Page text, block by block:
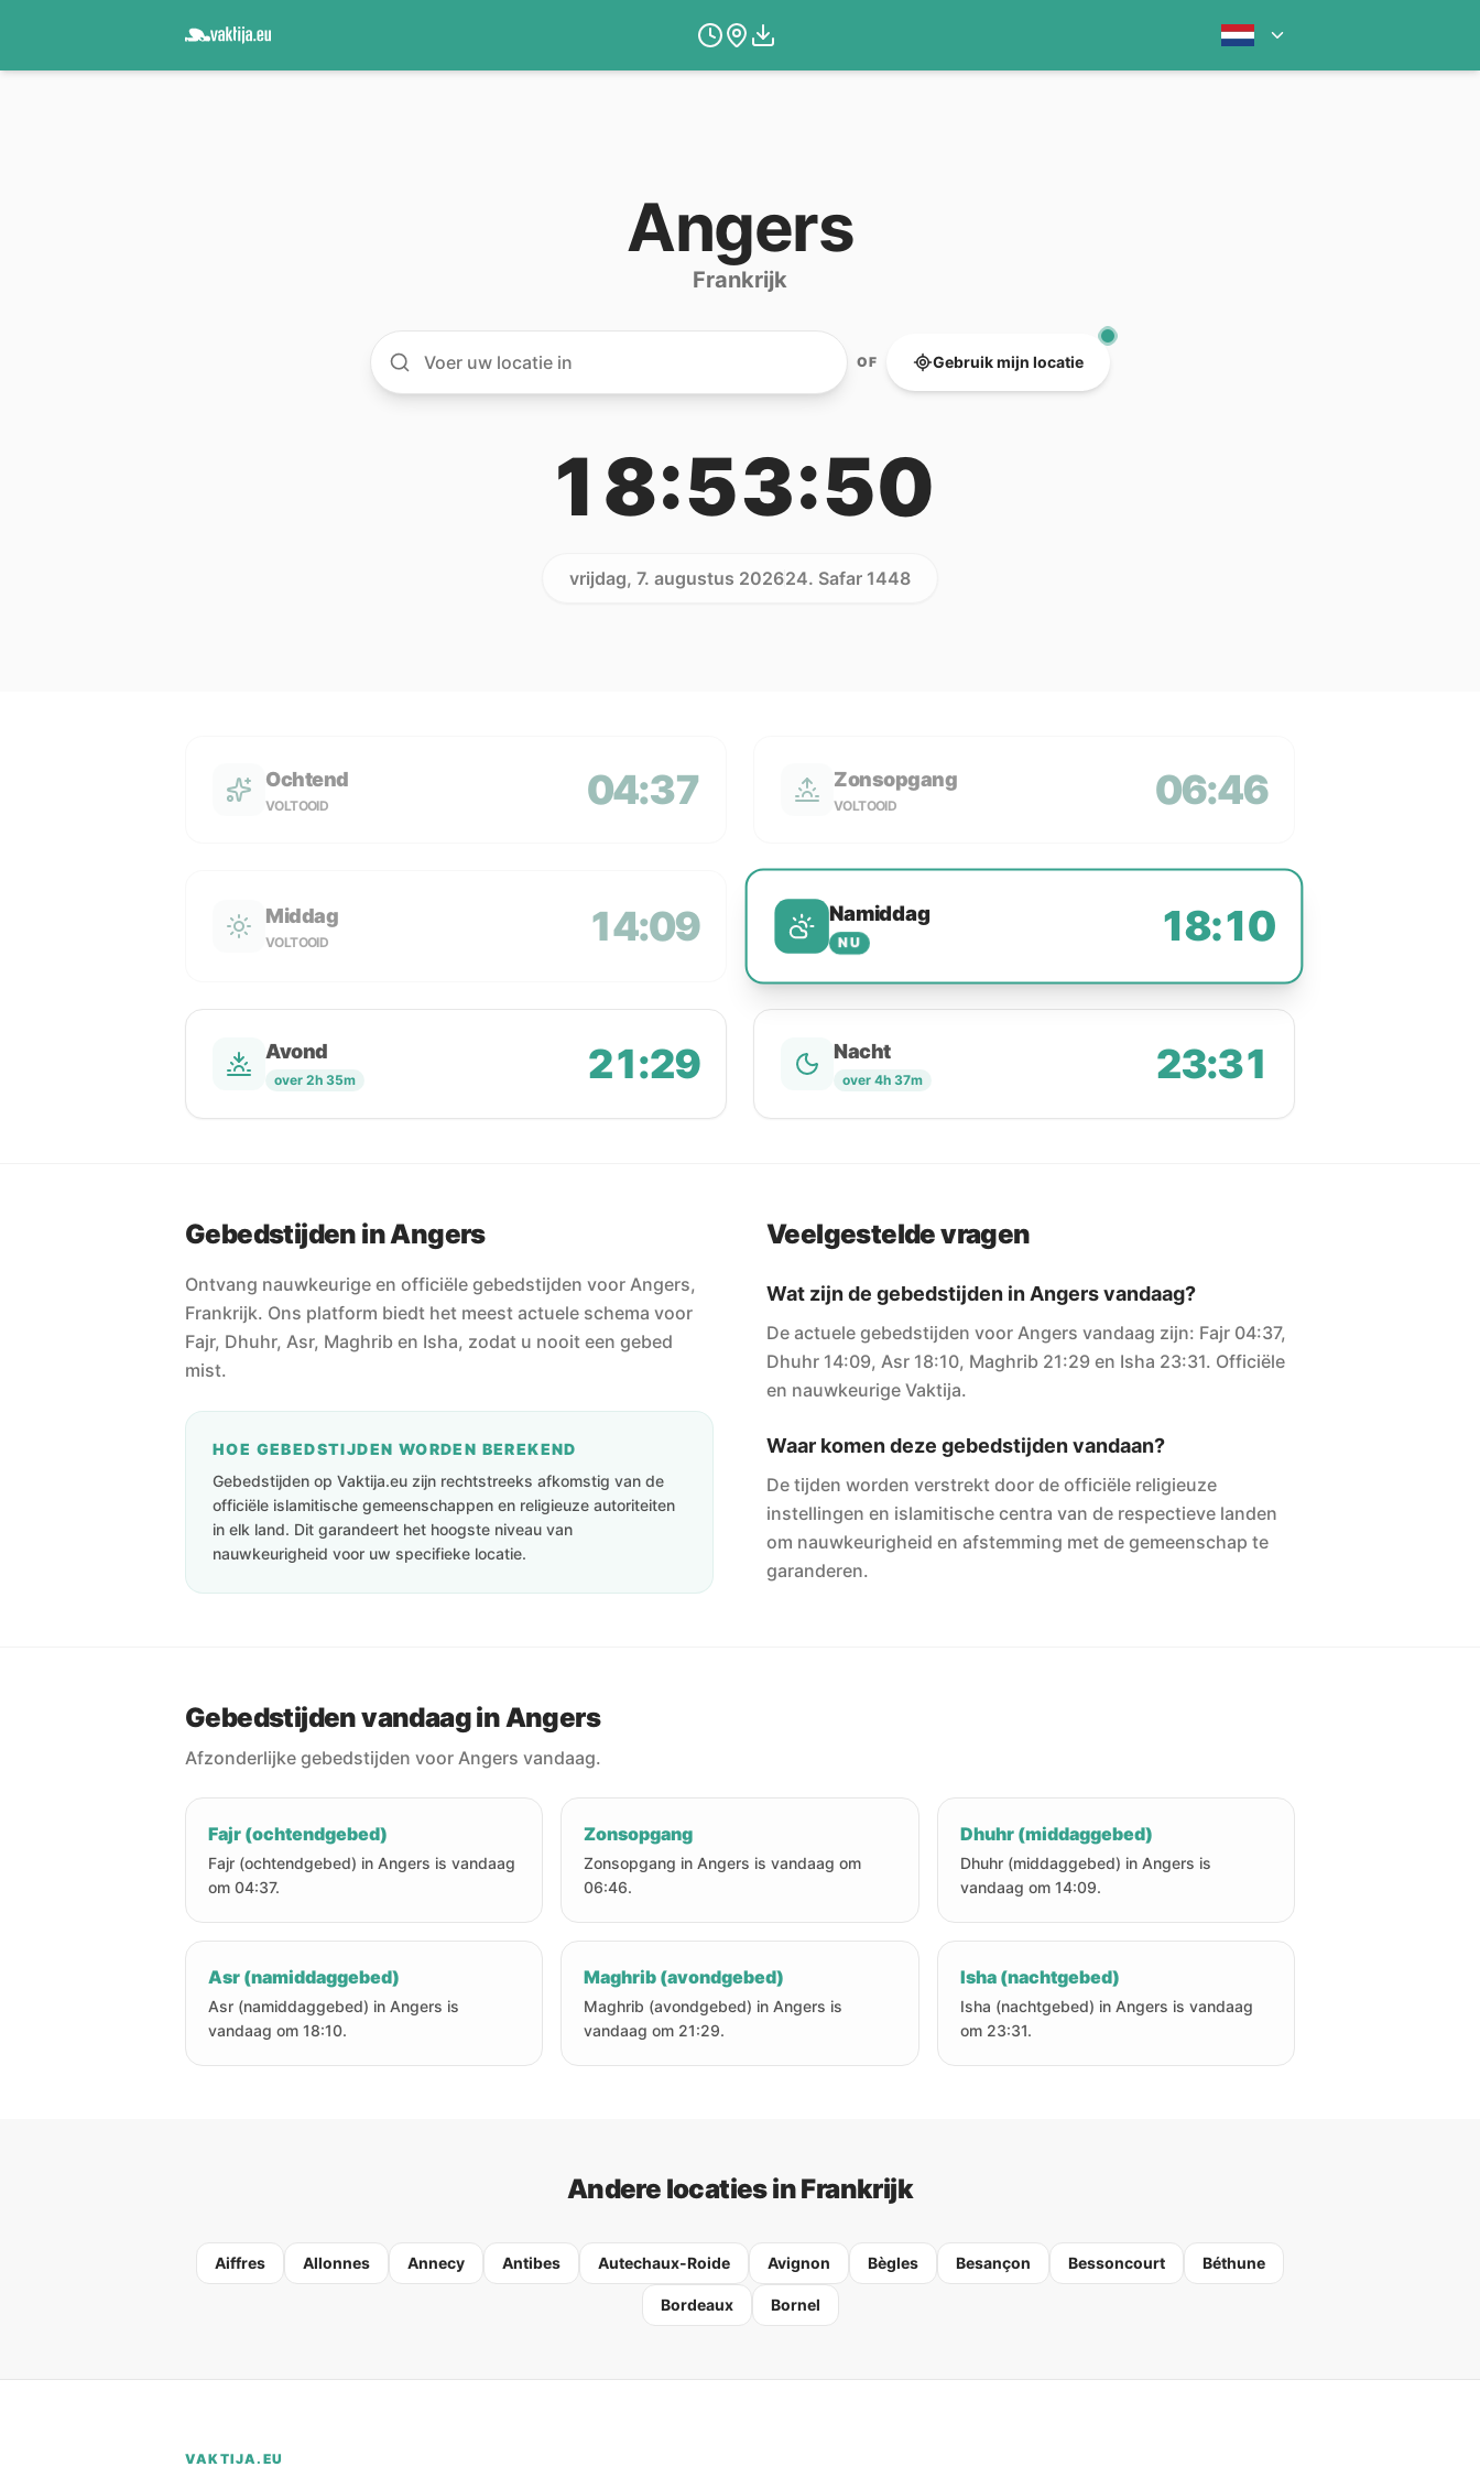
Angers
Frankrijk
OF Gebruik mijn locatie
18:53:50
vrijdag, 7. augustus 202624. Safar 1448
Ochtend
VOLTOOID 04:37 Zonsopgang
VOLTOOID 06:46
Middag
VOLTOOID 14:09 Namiddag
NU 18:10
Avond
over 2h 35m 21:29 Nacht
over 4h 37m 23:31
Gebedstijden in Angers
Ontvang nauwkeurige en officiële gebedstijden voor Angers,
Frankrijk. Ons platform biedt het meest actuele schema voor
Fajr, Dhuhr, Asr, Maghrib en Isha, zodat u nooit een gebed
mist.
HOE GEBEDSTIJDEN WORDEN BEREKEND
Gebedstijden op Vaktija.eu zijn rechtstreeks afkomstig van de
officiële islamitische gemeenschappen en religieuze autoriteiten
in elk land. Dit garandeert het hoogste niveau van
nauwkeurigheid voor uw specifieke locatie.
Veelgestelde vragen
Wat zijn de gebedstijden in Angers vandaag?
De actuele gebedstijden voor Angers vandaag zijn: Fajr 04:37,
Dhuhr 14:09, Asr 18:10, Maghrib 21:29 en Isha 23:31. Officiële
en nauwkeurige Vaktija.
Waar komen deze gebedstijden vandaan?
De tijden worden verstrekt door de officiële religieuze
instellingen en islamitische centra van de respectieve landen
om nauwkeurigheid en afstemming met de gemeenschap te
garanderen.
Gebedstijden vandaag in Angers
Afzonderlijke gebedstijden voor Angers vandaag.
Fajr (ochtendgebed)
Fajr (ochtendgebed) in Angers is vandaag
om 04:37.
Zonsopgang
Zonsopgang in Angers is vandaag om
06:46.
Dhuhr (middaggebed)
Dhuhr (middaggebed) in Angers is
vandaag om 14:09.
Asr (namiddaggebed)
Asr (namiddaggebed) in Angers is
vandaag om 18:10.
Maghrib (avondgebed)
Maghrib (avondgebed) in Angers is
vandaag om 21:29.
Isha (nachtgebed)
Isha (nachtgebed) in Angers is vandaag
om 23:31.
Andere locaties in Frankrijk
Aiffres Allonnes Annecy Antibes Autechaux-Roide Avignon Bègles Besançon Bessoncourt Béthune
Bordeaux Bornel
VAKTIJA.EU